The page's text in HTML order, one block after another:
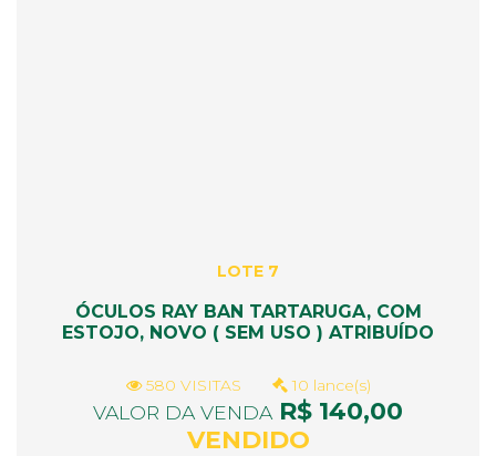
LOTE 7
ÓCULOS RAY BAN TARTARUGA, COM
ESTOJO, NOVO ( SEM USO ) ATRIBUÍDO
580 VISITAS 10 lance(s)
VALOR DA VENDAR$ 140,00
VENDIDO